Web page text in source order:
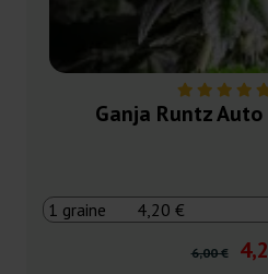
Ganja Runtz
6,00 €